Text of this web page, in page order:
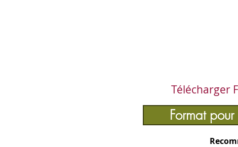
Télécharger
Format